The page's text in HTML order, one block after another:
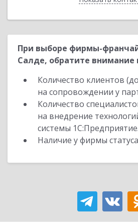
При выборе фирмы-
Салде, обратите внимание
Количество клиентов
на сопровождении у
Количество
на внедрение
системы 1С:Предприятие.
Наличие у фирмы статуса